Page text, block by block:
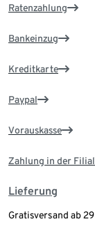
Ratenzahlung
Bankeinzug
Kreditkarte
Paypal
Vorauskasse
Zahlung in der
Lieferung
Gratisversand ab